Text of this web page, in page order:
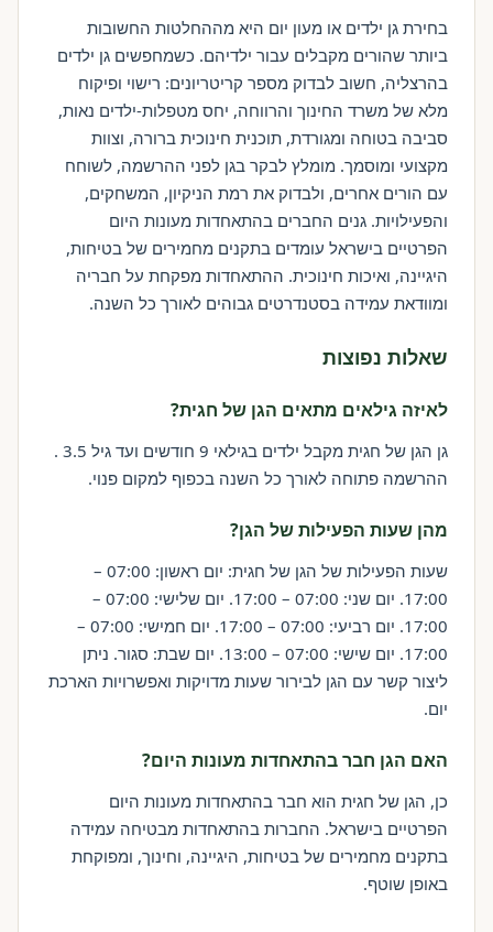
בחירת גן ילדים או מעון יום היא מההחלטות החשובות
ביותר שהורים מקבלים עבור ילדיהם. כשמחפשים גן ילדים
בהרצליה, חשוב לבדוק מספר קריטריונים: רישוי ופיקוח
מלא של משרד החינוך והרווחה, יחס מטפלות-ילדים נאות,
סביבה בטוחה ומגורדת, תוכנית חינוכית ברורה, וצוות
מקצועי ומוסמך. מומלץ לבקר בגן לפני ההרשמה, לשוחח
עם הורים אחרים, ולבדוק את רמת הניקיון, המשחקים,
והפעילויות. גנים החברים בהתאחדות מעונות היום
הפרטיים בישראל עומדים בתקנים מחמירים של בטיחות,
היגיינה, ואיכות חינוכית. ההתאחדות מפקחת על חבריה
ומוודאת עמידה בסטנדרטים גבוהים לאורך כל השנה.
שאלות נפוצות
לאיזה גילאים מתאים הגן של חגית?
גן הגן של חגית מקבל ילדים בגילאי 9 חודשים ועד גיל 3.5 .
ההרשמה פתוחה לאורך כל השנה בכפוף למקום פנוי.
מהן שעות הפעילות של הגן?
שעות הפעילות של הגן של חגית: יום ראשון: 07:00 –
17:00. יום שני: 07:00 – 17:00. יום שלישי: 07:00 –
17:00. יום רביעי: 07:00 – 17:00. יום חמישי: 07:00 –
17:00. יום שישי: 07:00 – 13:00. יום שבת: סגור. ניתן
ליצור קשר עם הגן לבירור שעות מדויקות ואפשרויות הארכת
יום.
האם הגן חבר בהתאחדות מעונות היום?
כן, הגן של חגית הוא חבר בהתאחדות מעונות היום
הפרטיים בישראל. החברות בהתאחדות מבטיחה עמידה
בתקנים מחמירים של בטיחות, היגיינה, וחינוך, ומפוקחת
באופן שוטף.